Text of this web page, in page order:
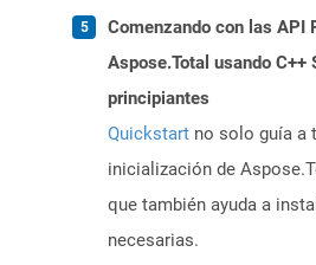
Comenzando con las API
Aspose.Total usando C++
principiantes
Quickstart no solo guía a
inicialización de
que también ayuda a
necesarias.